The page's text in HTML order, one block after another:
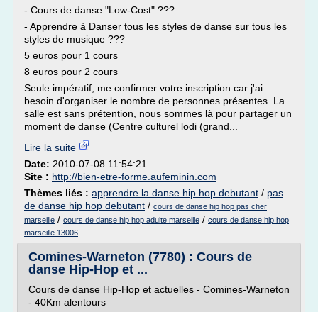
- Cours de danse "Low-Cost" ???
- Apprendre à Danser tous les styles de danse sur tous les
styles de musique ???
5 euros pour 1 cours
8 euros pour 2 cours
Seule impératif, me confirmer votre inscription car j'ai
besoin d'organiser le nombre de personnes présentes. La
salle est sans prétention, nous sommes là pour partager un
moment de danse (Centre culturel lodi (grand...
Lire la suite
Date: 2010-07-08 11:54:21
Site : http://bien-etre-forme.aufeminin.com
Thèmes liés : apprendre la danse hip hop debutant / pas
de danse hip hop debutant / cours de danse hip hop pas cher
marseille / cours de danse hip hop adulte marseille / cours de danse hip hop
marseille 13006
Comines-Warneton (7780) : Cours de
danse Hip-Hop et ...
Cours de danse Hip-Hop et actuelles - Comines-Warneton
- 40Km alentours